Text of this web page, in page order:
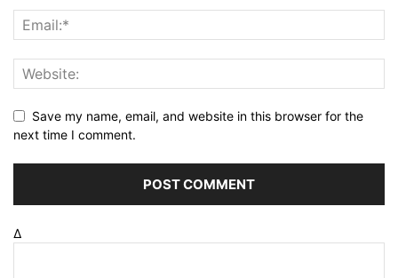
Save my name, email, and website in this browser for the
next time I comment.
Δ